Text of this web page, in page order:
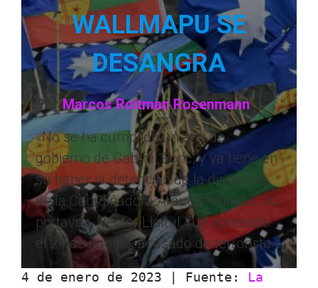
WALLMAPU SE
DESANGRA
PorMarcos Roitman Rosenmann
«No se ha cumplido un año de
gobierno de Gabriel Boric, y ya tiene en
su haber la detención de la dirigencia
de la Coordinadora Arauco Malleco. Su
portavoz, Héctor Llaitul, fue apresado
el 24 de agosto, acusado de terrorista».
4 de enero de 2023 | Fuente:
La